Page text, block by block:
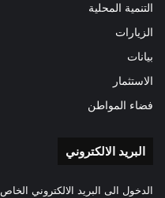
التنمية المحلية
الزيارات
بيانات
الاستثمار
فضاء المواطن
البريد الالكتروني
الدخول الى البريد الالكتروني الخاص